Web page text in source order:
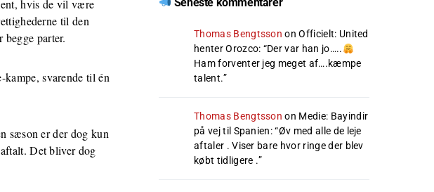
hvis de vil være
til den
parter.
svarende til én
sæson er der dog kun
Det bliver dog
Thomas Bengtsson onOfficielt: United
henter Orozco: “Der var han jo…..
Ham forventer jeg meget af….kæmpe
talent.”
Thomas Bengtsson on Medie: Bayindir
på vej til Spanien: “Øv med alle de leje
aftaler . Viser bare hvor ringe der blev
købt tidligere .”